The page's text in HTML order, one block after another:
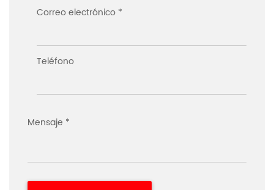
Correo electrónico *
Teléfono
Mensaje *